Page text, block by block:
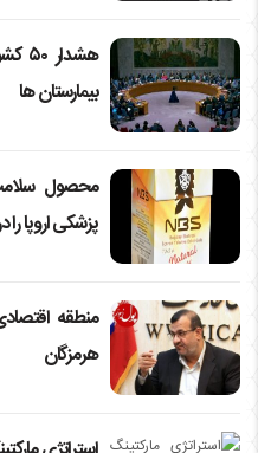
بیمارستان ها
پزشکی اروپا
منطقه
هرمزگان